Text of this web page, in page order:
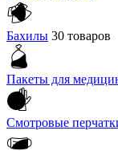
Бахилы 30 товаров
Пакеты для
Смотровые